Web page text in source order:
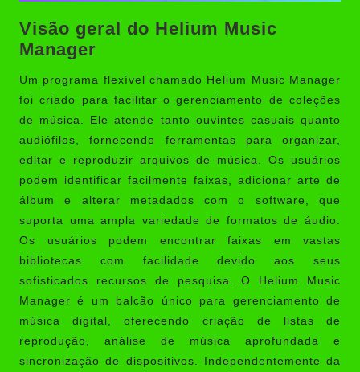
Visão geral do Helium Music
Manager
Um programa flexível chamado Helium Music Manager
foi criado para facilitar o gerenciamento de coleções
de música. Ele atende tanto ouvintes casuais quanto
audiófilos, fornecendo ferramentas para organizar,
editar e reproduzir arquivos de música. Os usuários
podem identificar facilmente faixas, adicionar arte de
álbum e alterar metadados com o software, que
suporta uma ampla variedade de formatos de áudio.
Os usuários podem encontrar faixas em vastas
bibliotecas com facilidade devido aos seus
sofisticados recursos de pesquisa. O Helium Music
Manager é um balcão único para gerenciamento de
música digital, oferecendo criação de listas de
reprodução, análise de música aprofundada e
sincronização de dispositivos. Independentemente da